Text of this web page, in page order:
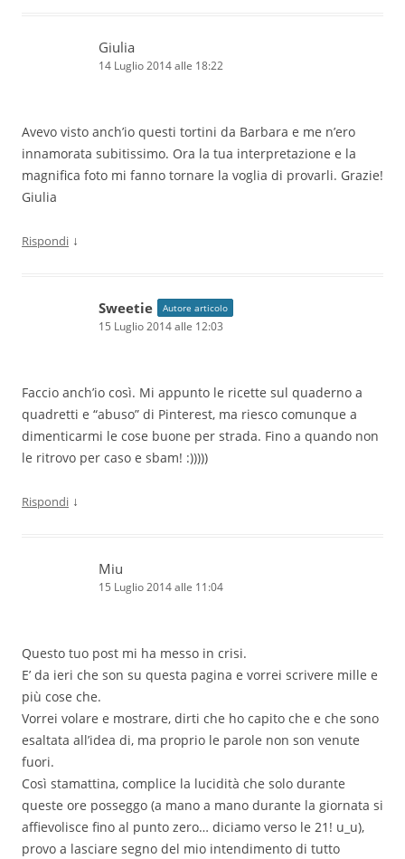
Giulia
14 Luglio 2014 alle 18:22
Avevo visto anch’io questi tortini da Barbara e me n’ero
innamorata subitissimo. Ora la tua interpretazione e la
magnifica foto mi fanno tornare la voglia di provarli. Grazie!
Giulia
Rispondi ↓
Sweetie Autore articolo
15 Luglio 2014 alle 12:03
Faccio anch’io così. Mi appunto le ricette sul quaderno a
quadretti e “abuso” di Pinterest, ma riesco comunque a
dimenticarmi le cose buone per strada. Fino a quando non
le ritrovo per caso e sbam! :)))))
Rispondi ↓
Miu
15 Luglio 2014 alle 11:04
Questo tuo post mi ha messo in crisi.
E’ da ieri che son su questa pagina e vorrei scrivere mille e
più cose che.
Vorrei volare e mostrare, dirti che ho capito che e che sono
esaltata all’idea di, ma proprio le parole non son venute
fuori.
Così stamattina, complice la lucidità che solo durante
queste ore posseggo (a mano a mano durante la giornata si
affievolisce fino al punto zero… diciamo verso le 21! u_u),
provo a lasciare segno del mio intendimento di tutto